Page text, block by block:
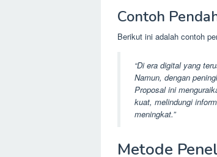
Contoh
Berikut ini adalah contoh
“Di era digital yang
Namun, dengan
Proposal ini
kuat, melindungi
meningkat.”
Metode